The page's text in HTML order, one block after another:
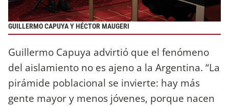
GUILLERMO CAPUYA Y HÉCTOR MAUGERI
Guillermo Capuya advirtió que el fenómeno
del aislamiento no es ajeno a la Argentina. “La
pirámide poblacional se invierte: hay más
gente mayor y menos jóvenes, porque nacen